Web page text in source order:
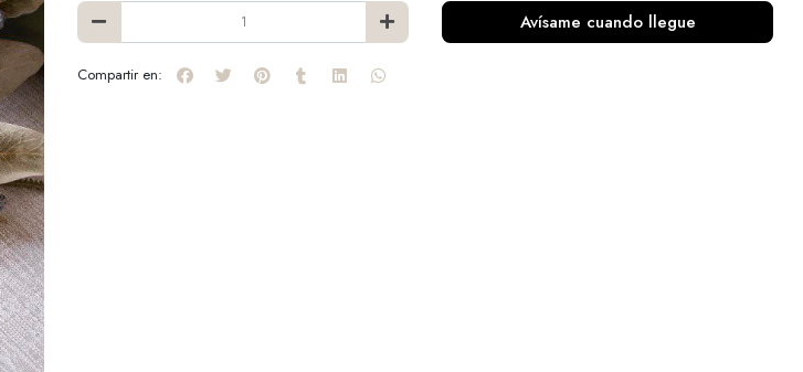
Avísame cuando llegue
Compartir en: